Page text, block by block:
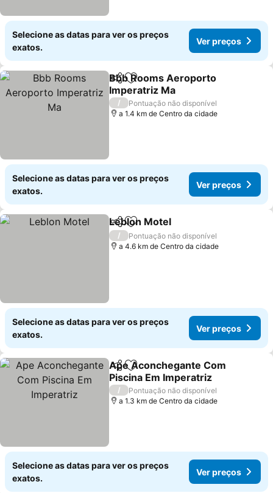
Selecione as datas para ver os preços
exatos.
Ver preços
PartilharAdicionar aos favoritos
Bbb Rooms Aeroporto
Imperatriz Ma
Ver preços
/
Pontuação não disponível
a 1.4 km de Centro da cidade
Selecione as datas para ver os preços
exatos.
Ver preços
PartilharAdicionar aos favoritos
Leblon Motel
/
Pontuação não disponível
a 4.6 km de Centro da cidade
Selecione as datas para ver os preços
exatos.
Ver preços
PartilharAdicionar aos favoritos
Ape Aconchegante Com
Piscina Em Imperatriz
Ver preços
/
Pontuação não disponível
a 1.3 km de Centro da cidade
Selecione as datas para ver os preços
exatos.
Ver preços